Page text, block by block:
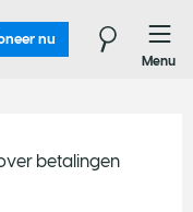
nu
Menu
betalingen